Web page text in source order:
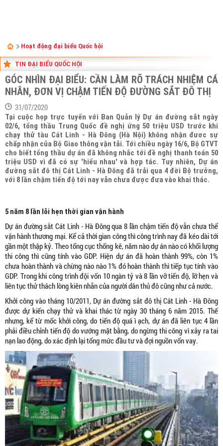
Hoạt động đại biểu Quốc hội
TIN ĐẠI BIỂU QUỐC HỘI
GÓC NHÌN ĐẠI BIỂU: CẦN LÀM RÕ TRÁCH NHIỆM CÁ
NHÂN, ĐƠN VỊ CHẬM TIẾN ĐỘ ĐƯỜNG SẮT ĐÔ THỊ
31/07/2020
Tại cuộc họp trực tuyến với Ban Quản lý Dự án đường sắt ngày
02/6, tổng thầu Trung Quốc đề nghị ứng 50 triệu USD trước khi
chạy thử tàu Cát Linh - Hà Đông (Hà Nội) không nhận đươc sự
chấp nhận của Bộ Giao thông vận tải. Tới chiều ngày 16/6, Bộ GTVT
cho biết tổng thầu dự án đã không nhắc tới đề nghị thanh toán 50
triệu USD vì đã có sự 'hiểu nhau' và hợp tác. Tuy nhiên, Dự án
đường sắt đô thị Cát Linh - Hà Đông đã trải qua 4 đời Bộ trưởng,
với 8 lần chậm tiến độ tới nay vẫn chưa được đưa vào khai thác.
5 năm 8 lần lỗi hẹn thời gian vận hành
Dự án đường sắt Cát Linh - Hà Đông qua 8 lần chậm tiến độ vẫn chưa thể
vận hành thương mại. Kể cả thời gian công thì công trình nay đã kéo dài tới
gần một thập kỷ. Theo tổng cục thống kê, năm nào dự án nào có khối lượng
thi công thì cũng tính vào GDP. Hiện dự án đã hoàn thành 99%, còn 1%
chưa hoàn thành và chừng nào nào 1% đó hoàn thành thì tiếp tục tính vào
GDP. Trong khi công trình đội vốn 10 ngàn tỷ và 8 lần vỡ tiến độ, lỡ hẹn và
liên tục thử thách lòng kiên nhẫn của người dân thủ đô cũng như cả nước.
Khởi công vào tháng 10/2011, Dự án đường sắt đô thị Cát Linh - Hà Đông
được dự kiến chạy thử và khai thác từ ngày 30 tháng 6 năm 2015. Thế
nhưng, kể từ mốc khởi công, do tiến độ quá ì ạch, dự án đã liên tục 4 lần
phải điều chỉnh tiến độ do vướng mặt bằng, do ngừng thi công vì xảy ra tai
nạn lao động, do xác định lại tổng mức đầu tư và đợi nguồn vốn vay.